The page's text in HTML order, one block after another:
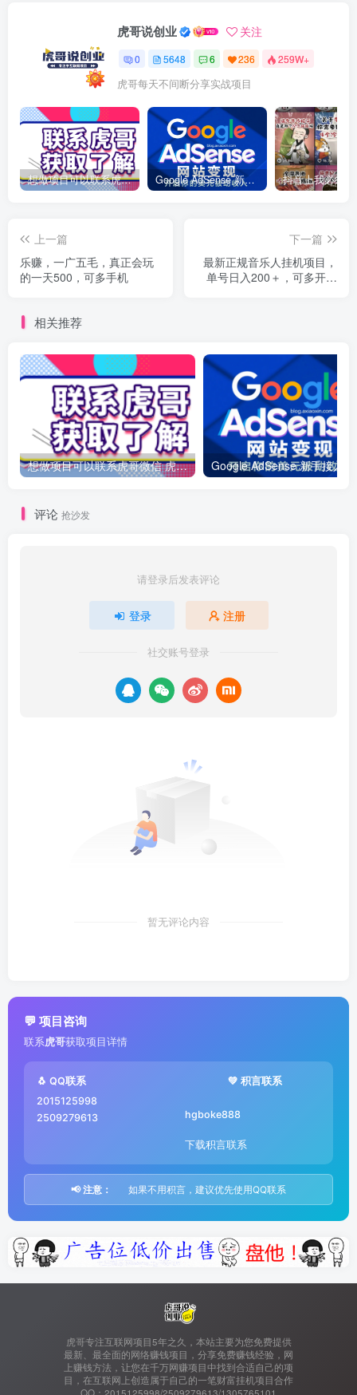
虎哥说创业 关注
0 5648 6 236 259W+
虎哥每天不间断分享实战项目
想做项目可以联系虎哥微信 虎哥一对一解答并且远程视频教学 Google AdSense 新手接入教程：虎哥手把手教你用网站赚取美元收入
上一篇
乐赚，一广五毛，真正会玩
的一天500，可多手机
下一篇
最新正规音乐人挂机项目，
单号日入200＋，可多开批
相关推荐
想做项目可以联系虎哥微信 虎哥一对一解答并且远程视频教学
评论 抢沙发
请登录后发表评论
登录 注册
社交账号登录
暂无评论内容
💬 项目咨询
联系 虎哥获取项目详情
🐧 QQ联系
2015125998
2509279613
💚 积言联系
hgboke888
下载积言联系
📢 注意： 如果不用积言，建议优先使用QQ联系
虎哥专注互联网项目5年之久，本站主要为您免费提供
最新、最全面的网络赚钱项目，分享免费赚钱经验，网
上赚钱方法，让您在千万网赚项目中找到合适自己的项
目，在互联网上创造属于自己的一笔财富挂机项目合作
QQ：2015125998/2509279613/1305765101